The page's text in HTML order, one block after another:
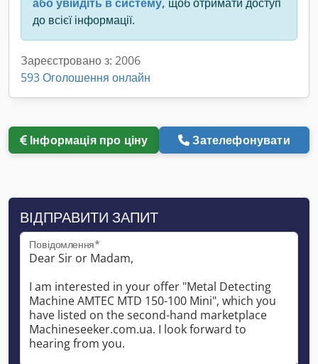
до всієї інформації.
Зареєстровано з: 2006
593 Оголошення онлайн
Інформація про ціну Зателефонувати
ВІДПРАВИТИ ЗАПИТ
Повідомлення*